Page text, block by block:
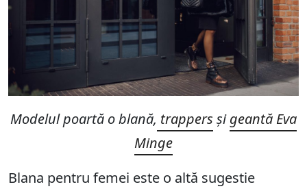
Modelul poartă o blană, trappers șigeantă Eva
Minge
Blana pentru femei este o altă sugestie